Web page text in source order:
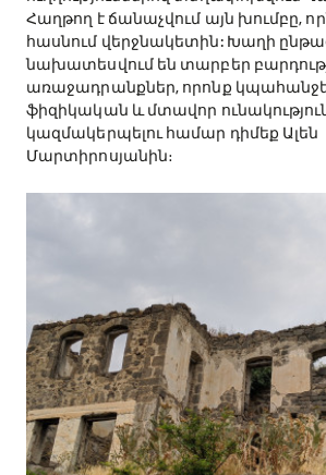
Հաղթող է ճանաչվում այն խումբը,
հասնում վերջնակետին: Խաղի
նախատեսվում են տարբեր
առաջադրանքներ, որոնք
ֆիզիկական և մտավոր
կազմակերպելու համար դիմեք Ալեն
Մարտիրոսյանին։